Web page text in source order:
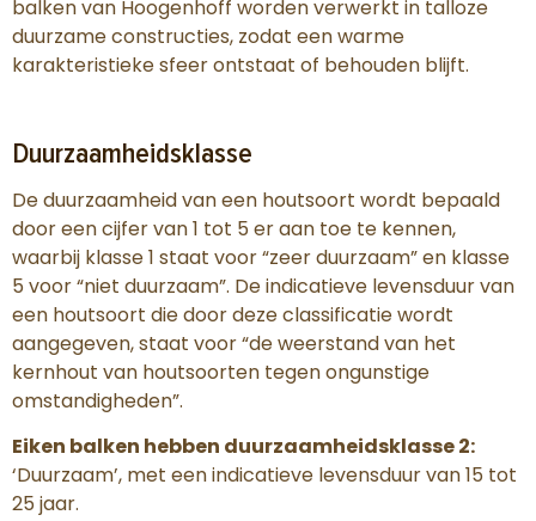
balken van Hoogenhoff worden verwerkt in talloze
duurzame constructies, zodat een warme
karakteristieke sfeer ontstaat of behouden blijft.
Duurzaamheidsklasse
De duurzaamheid van een houtsoort wordt bepaald
door een cijfer van 1 tot 5 er aan toe te kennen,
waarbij klasse 1 staat voor “zeer duurzaam” en klasse
5 voor “niet duurzaam”. De indicatieve levensduur van
een houtsoort die door deze classificatie wordt
aangegeven, staat voor “de weerstand van het
kernhout van houtsoorten tegen ongunstige
omstandigheden”.
Eiken balken hebben duurzaamheidsklasse 2:
‘Duurzaam’, met een indicatieve levensduur van 15 tot
25 jaar.